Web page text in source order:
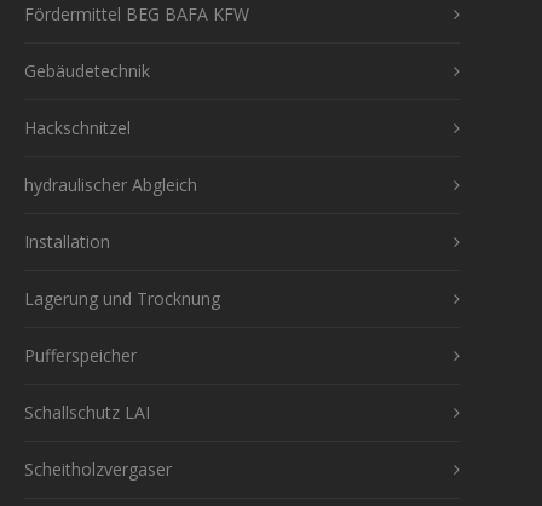
Fördermittel BEG BAFA KFW
Gebäudetechnik
Hackschnitzel
hydraulischer Abgleich
Installation
Lagerung und Trocknung
Pufferspeicher
Schallschutz LAI
Scheitholzvergaser